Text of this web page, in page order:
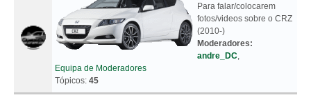
Para falar/colocarem
fotos/videos sobre o CRZ
(2010-)
Moderadores:
andre_DC,
Equipa de Moderadores
Tópicos: 45